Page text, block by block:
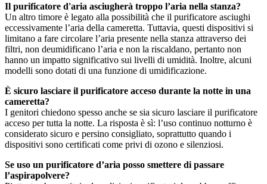
Il purificatore d'aria asciugherà troppo l’aria nella stanza?
Un altro timore è legato alla possibilità che il purificatore asciughi
eccessivamente l’aria della cameretta. Tuttavia, questi dispositivi si
limitano a fare circolare l’aria presente nella stanza attraverso dei
filtri, non deumidificano l’aria e non la riscaldano, pertanto non
hanno un impatto significativo sui livelli di umidità. Inoltre, alcuni
modelli sono dotati di una funzione di umidificazione.
È sicuro lasciare il purificatore acceso durante la notte in una
cameretta?
I genitori chiedono spesso anche se sia sicuro lasciare il purificatore
acceso per tutta la notte. La risposta è sì: l’uso continuo notturno è
considerato sicuro e persino consigliato, soprattutto quando i
dispositivi sono certificati come privi di ozono e silenziosi.
Se uso un purificatore d’aria posso smettere di passare
l’aspirapolvere?